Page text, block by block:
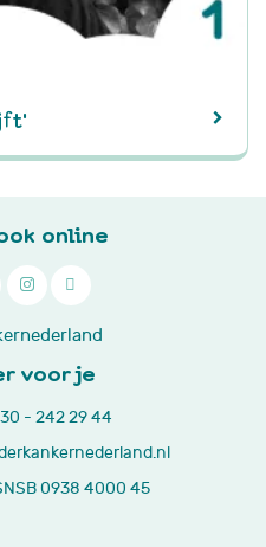
online

242
29
44
voor je
- 242 29 44
0938 4000 45